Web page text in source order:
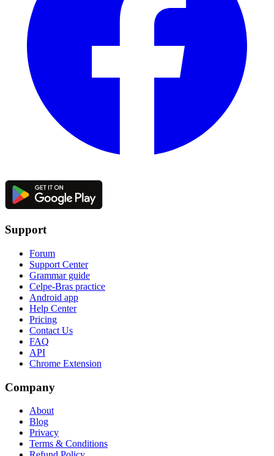
Support
Forum
Support Center
Grammar guide
Celpe-Bras practice
Android app
Help Center
Pricing
Contact Us
FAQ
API
Chrome Extension
Company
About
Blog
Privacy
Terms & Conditions